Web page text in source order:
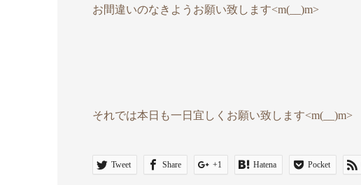
お間違いのなきようお願い致します<m(__)m>
それでは本日も一日宜しくお願い致します<m(__)m>
Tweet Share +1 Hatena Pocket